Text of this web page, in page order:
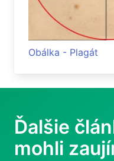
Obálka - Plagát
Ďalšie
mohli